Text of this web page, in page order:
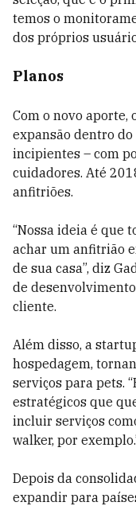
temos o
dos próprios
Planos
Com o novo aporte,
expansão dentro
incipientes – com
cuidadores. Até
anfitriões.
“Nossa ideia é que
achar um anfitrião
de sua casa”, diz
de
cliente.
Além disso, a
hospedagem,
serviços para pets.
estratégicos que
incluir serviços
walker, por
Depois da
expandir para